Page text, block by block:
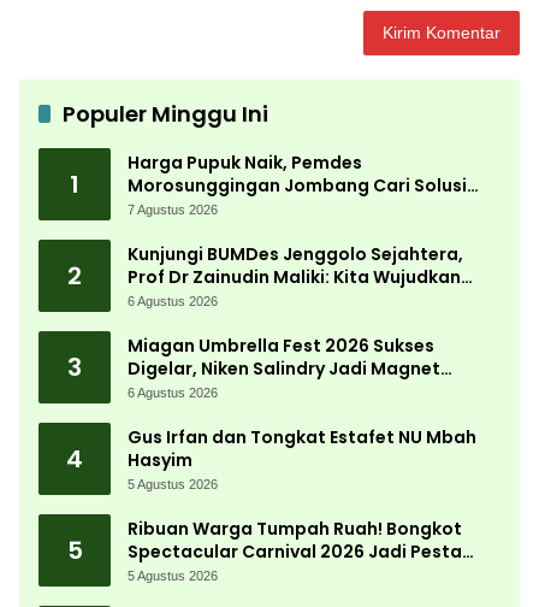
Populer Minggu Ini
1
Harga Pupuk Naik, Pemdes
Morosunggingan Jombang Cari Solusi
Lewat Kajian Akademik
7 Agustus 2026
2
Kunjungi BUMDes Jenggolo Sejahtera,
Prof Dr Zainudin Maliki: Kita Wujudkan
Kemandirian Ekonomi dengan Potensi
6 Agustus 2026
3
Miagan Umbrella Fest 2026 Sukses
Digelar, Niken Salindry Jadi Magnet
Ribuan Pengunjung
6 Agustus 2026
4
Gus Irfan dan Tongkat Estafet NU Mbah
Hasyim
5 Agustus 2026
5
Ribuan Warga Tumpah Ruah! Bongkot
Spectacular Carnival 2026 Jadi Pesta
Kemerdekaan Terbesar di Peterongan
5 Agustus 2026